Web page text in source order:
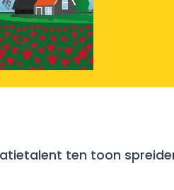
ten toon